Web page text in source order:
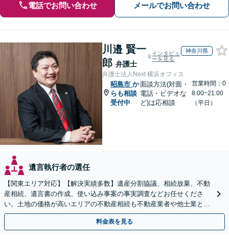
電話でお問い合わせ メールでお問い合わせ
川邉 賢一
郎 弁護士
インタビュ
ーを見る
神奈川県
弁護士法人Next 横浜オフィス
昭島市 か
らも相談
受付中
面談方法(対面・
電話・ビデオな
ど)は応相談
営業時間：0
8:00~21:00
（平日）
遺言執行者の選任
【関東エリア対応】【解決実績多数】遺産分割協議、相続放棄、不動
産相続、遺言書の作成、使い込み事案の事実調査などお任せくださ
い。土地の価格が高いエリアの不動産相続も不動産業者や他士業と連
携し、適切かつ円滑に対応します【初回相談無料】
料金表を見る